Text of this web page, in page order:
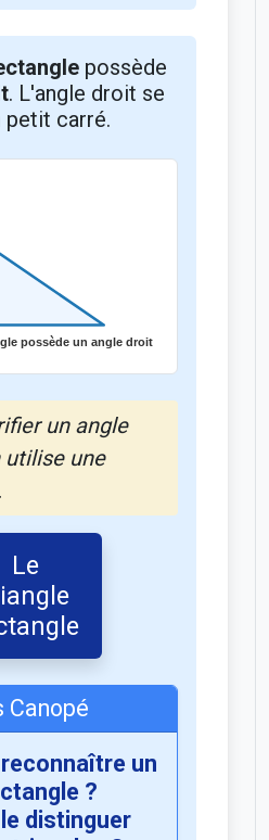
possède
. L'angle droit se
petit carré.
un angle
utilise une
Le
Canopé
un
?
distinguer